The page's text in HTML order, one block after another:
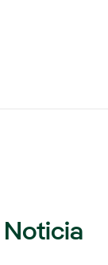
Noticia